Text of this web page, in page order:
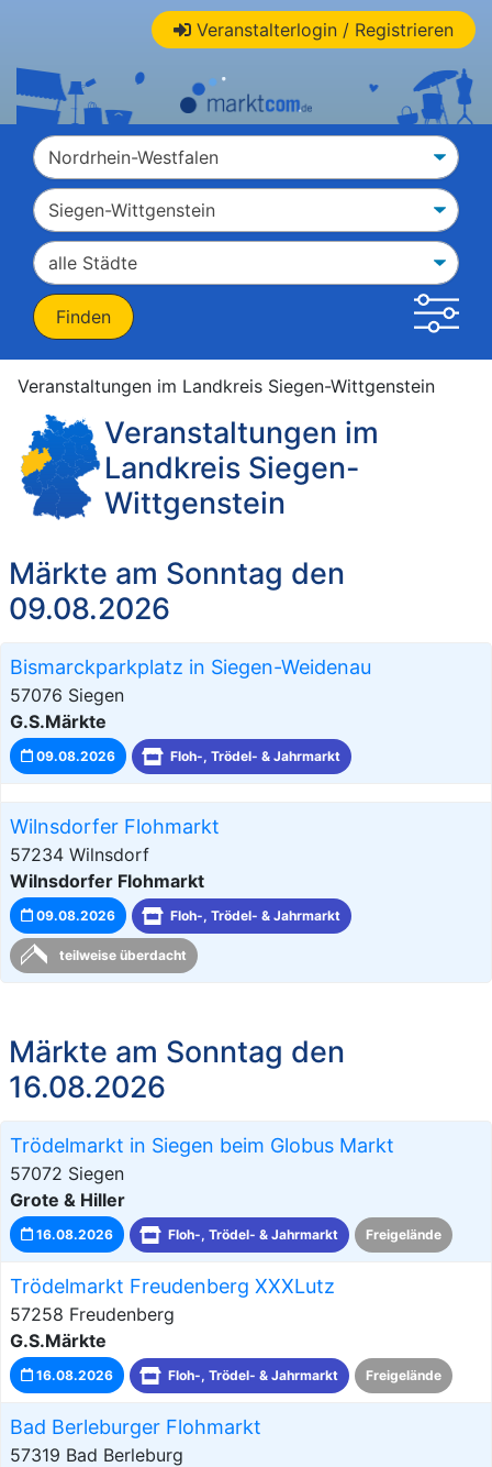
Veranstalterlogin / Registrieren
Veranstaltungen im Landkreis Siegen-Wittgenstein
Veranstaltungen im
Landkreis Siegen-
Wittgenstein
Märkte am Sonntag den
09.08.2026
Bismarckparkplatz in Siegen-Weidenau
57076 Siegen
G.S.Märkte
09.08.2026 Floh-, Trödel- & Jahrmarkt
Wilnsdorfer Flohmarkt
57234 Wilnsdorf
Wilnsdorfer Flohmarkt
09.08.2026 Floh-, Trödel- & Jahrmarkt
teilweise überdacht
Märkte am Sonntag den
16.08.2026
Trödelmarkt in Siegen beim Globus Markt
57072 Siegen
Grote & Hiller
16.08.2026 Floh-, Trödel- & Jahrmarkt Freigelände
Trödelmarkt Freudenberg XXXLutz
57258 Freudenberg
G.S.Märkte
16.08.2026 Floh-, Trödel- & Jahrmarkt Freigelände
Bad Berleburger Flohmarkt
57319 Bad Berleburg